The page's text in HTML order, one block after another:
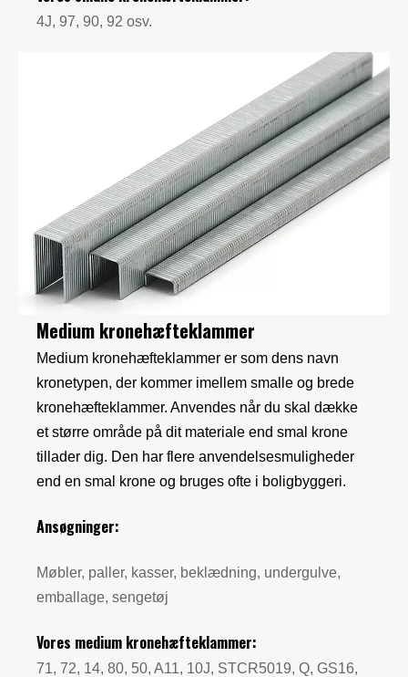
4J, 97, 90, 92 osv.
Medium kronehæfteklammer
Medium kronehæfteklammer er som dens navn
kronetypen, der kommer imellem smalle og brede
kronehæfteklammer. Anvendes når du skal dække
et større område på dit materiale end smal krone
tillader dig. Den har flere anvendelsesmuligheder
end en smal krone og bruges ofte i boligbyggeri.
Ansøgninger:
Møbler, paller, kasser, beklædning, undergulve,
emballage, sengetøj
Vores medium kronehæfteklammer:
71, 72, 14, 80, 50, A11, 10J, STCR5019, Q, GS16,